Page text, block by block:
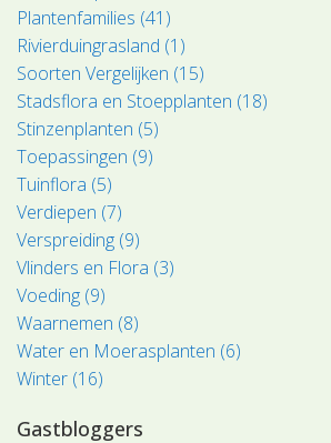
Plantenfamilies (41)
Rivierduingrasland (1)
Soorten Vergelijken (15)
Stadsflora en Stoepplanten (18)
Stinzenplanten (5)
Toepassingen (9)
Tuinflora (5)
Verdiepen (7)
Verspreiding (9)
Vlinders en Flora (3)
Voeding (9)
Waarnemen (8)
Water en Moerasplanten (6)
Winter (16)
Gastbloggers